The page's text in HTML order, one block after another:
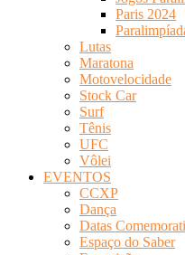
Paris 2024
Lutas
Maratona
Motovelocidade
Stock Car
Surf
Tênis
UFC
Vôlei
EVENTOS
CCXP
Dança
Datas
Espaço do Saber